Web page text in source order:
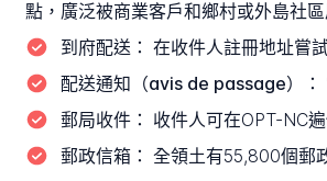
點，廣泛被商業客戶和鄉村或外島社區
到府配送： 在收件人註冊地址嘗
配送通知（avis de passage）：
郵局收件：
收件人可在OPT-NC
郵政信箱： 全領土有55,800個郵